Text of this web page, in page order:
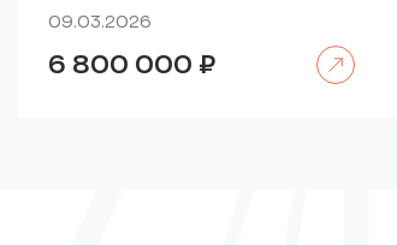
09.03.2026
6 800 000 ₽